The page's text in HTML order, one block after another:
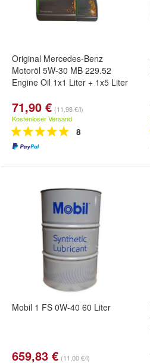
Original Mercedes-Benz
Motoröl 5W-30 MB 229.52
Engine Oil 1x1 Liter + 1x5 Liter
71,90 € (11,98 €/l)
Kostenloser Versand
8
Mobil 1 FS 0W-40 60 Liter
659,83 € (11,00 €/l)